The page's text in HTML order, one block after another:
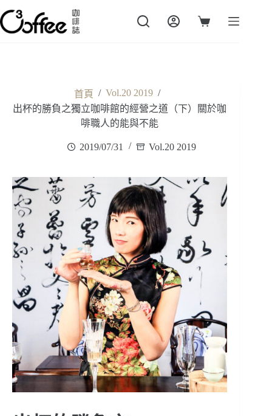
跳
至
主
購
首頁 / Vol.20 2019 /
出杯的勝負之獨立咖啡館的經營之道（下）關於咖
啡職人的能與不能
2019/07/31 Vol.20 2019